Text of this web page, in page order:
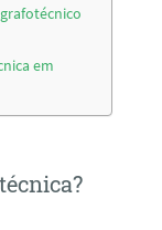
em